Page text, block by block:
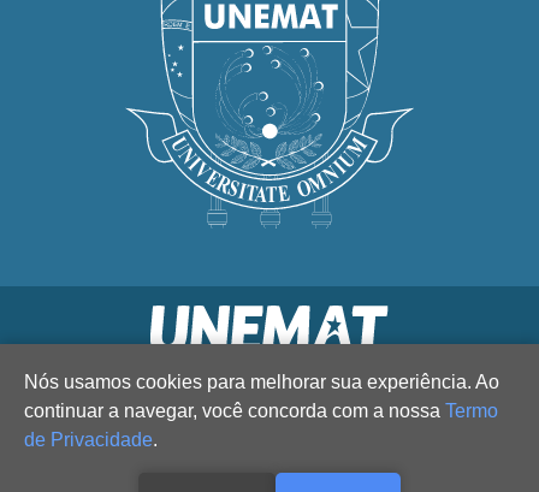
Nós usamos cookies para melhorar sua experiência. Ao
continuar a navegar, você concorda com a nossa Termo
de Privacidade.